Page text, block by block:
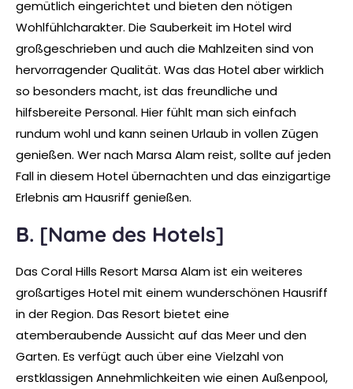
gemütlich eingerichtet und bieten den nötigen
Wohlfühlcharakter. Die Sauberkeit im Hotel wird
großgeschrieben und auch die Mahlzeiten sind von
hervorragender Qualität. Was das Hotel aber wirklich
so besonders macht, ist das freundliche und
hilfsbereite Personal. Hier fühlt man sich einfach
rundum wohl und kann seinen Urlaub in vollen Zügen
genießen. Wer nach Marsa Alam reist, sollte auf jeden
Fall in diesem Hotel übernachten und das einzigartige
Erlebnis am Hausriff genießen.
B. [Name des Hotels]
Das Coral Hills Resort Marsa Alam ist ein weiteres
großartiges Hotel mit einem wunderschönen Hausriff
in der Region. Das Resort bietet eine
atemberaubende Aussicht auf das Meer und den
Garten. Es verfügt auch über eine Vielzahl von
erstklassigen Annehmlichkeiten wie einen Außenpool,